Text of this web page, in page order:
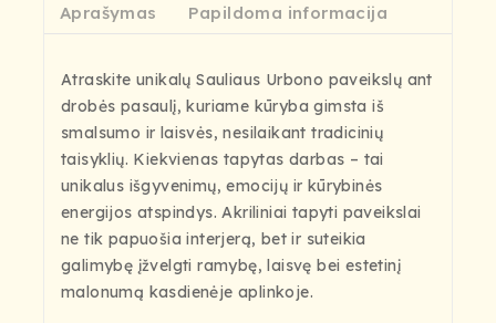
Aprašymas Papildoma informacija
Atraskite unikalų Sauliaus Urbono paveikslų ant
drobės pasaulį, kuriame kūryba gimsta iš
smalsumo ir laisvės, nesilaikant tradicinių
taisyklių. Kiekvienas tapytas darbas – tai
unikalus išgyvenimų, emocijų ir kūrybinės
energijos atspindys. Akriliniai tapyti paveikslai
ne tik papuošia interjerą, bet ir suteikia
galimybę įžvelgti ramybę, laisvę bei estetinį
malonumą kasdienėje aplinkoje.